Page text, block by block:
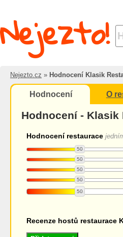
Nejezto!
Nejezto.cz » Hodnocení Klasik
Hodnocení O
Hodnocení - Klasik
Hodnocení restaurace
50
50
50
50
50
Recenze hostů restaurace